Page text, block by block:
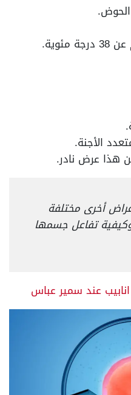
الأجنة.
هذا عرض نادر.
أخرى مختلفة
وكيفية تفاعل جسمها
عند سمير عباس